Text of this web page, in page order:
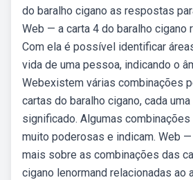
do baralho cigano as respostas
Web — a carta 4 do baralho cigano
Com ela é possível identificar
vida de uma pessoa, indicando o
Webexistem várias combinações
cartas do baralho cigano, cada
significado. Algumas
muito poderosas e indicam. Web
mais sobre as combinações das
cigano lenormand relacionadas ao